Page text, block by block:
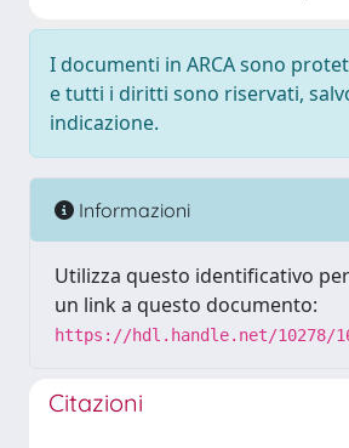
I documenti in ARCA sono
e tutti i diritti sono riservati,
indicazione.
Informazioni
Utilizza questo identificativo
un link a questo documento:
https://hdl.handle.net/10278/
Citazioni